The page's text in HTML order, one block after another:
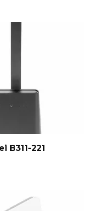
B311-221